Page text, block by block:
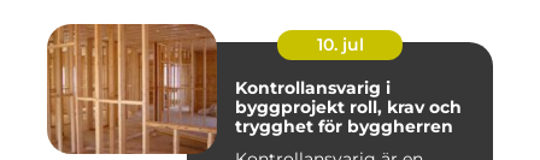
10. jul
Kontrollansvarig i
byggprojekt roll, krav och
trygghet för byggherren